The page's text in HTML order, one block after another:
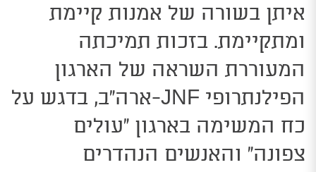
איתן בשורה של אמנות קיימת
ומתקיימת. בזכות תמיכתה
המעוררת השראה של הארגון
הפילנתרופי JNF-ארה”ב, בדגש על
כח המשימה בארגון “עולים
צפונה” והאנשים הנהדרים